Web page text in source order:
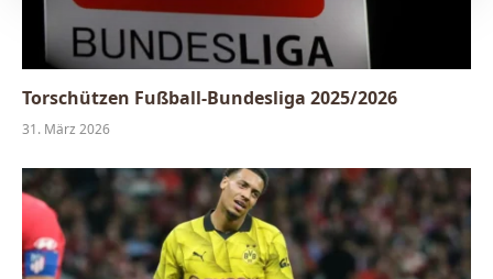
Torschützen Fußball-Bundesliga 2025/2026
31. März 2026